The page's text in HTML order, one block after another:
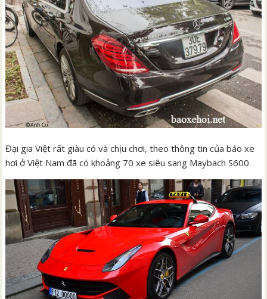
Đại gia Việt rất giàu có và chịu chơi, theo thông tin của báo xe
hơi ở Việt Nam đã có khoảng 70 xe siêu sang Maybach S600.